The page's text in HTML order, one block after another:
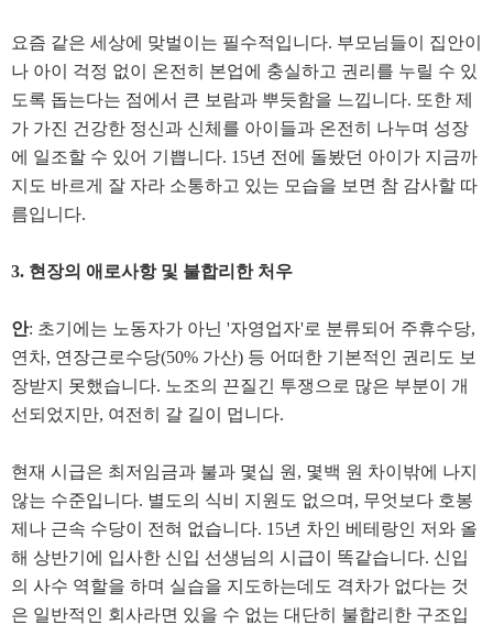
요즘 같은 세상에 맞벌이는 필수적입니다. 부모님들이 집안이
나 아이 걱정 없이 온전히 본업에 충실하고 권리를 누릴 수 있
도록 돕는다는 점에서 큰 보람과 뿌듯함을 느낍니다. 또한 제
가 가진 건강한 정신과 신체를 아이들과 온전히 나누며 성장
에 일조할 수 있어 기쁩니다. 15년 전에 돌봤던 아이가 지금까
지도 바르게 잘 자라 소통하고 있는 모습을 보면 참 감사할 따
름입니다.
3. 현장의 애로사항 및 불합리한 처우
안: 초기에는 노동자가 아닌 '자영업자'로 분류되어 주휴수당,
연차, 연장근로수당(50% 가산) 등 어떠한 기본적인 권리도 보
장받지 못했습니다. 노조의 끈질긴 투쟁으로 많은 부분이 개
선되었지만, 여전히 갈 길이 멉니다.
현재 시급은 최저임금과 불과 몇십 원, 몇백 원 차이밖에 나지
않는 수준입니다. 별도의 식비 지원도 없으며, 무엇보다 호봉
제나 근속 수당이 전혀 없습니다. 15년 차인 베테랑인 저와 올
해 상반기에 입사한 신입 선생님의 시급이 똑같습니다. 신입
의 사수 역할을 하며 실습을 지도하는데도 격차가 없다는 것
은 일반적인 회사라면 있을 수 없는 대단히 불합리한 구조입